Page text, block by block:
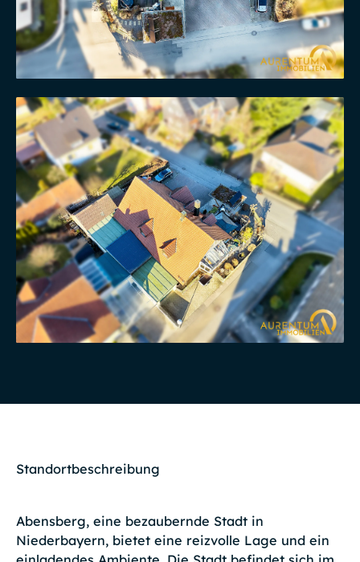
Standortbeschreibung
Abensberg, eine bezaubernde Stadt in
Niederbayern, bietet eine reizvolle Lage und ein